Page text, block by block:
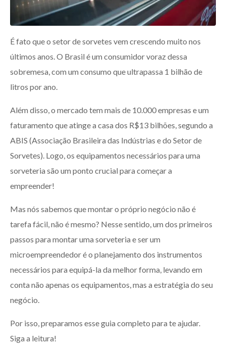
É fato que o setor de sorvetes vem crescendo muito nos
últimos anos. O Brasil é um consumidor voraz dessa
sobremesa, com um consumo que ultrapassa 1 bilhão de
litros por ano.
Além disso, o mercado tem mais de 10.000 empresas e um
faturamento que atinge a casa dos R$13 bilhões, segundo a
ABIS (Associação Brasileira das Indústrias e do Setor de
Sorvetes). Logo, os equipamentos necessários para uma
sorveteria são um ponto crucial para começar a
empreender!
Mas nós sabemos que montar o próprio negócio não é
tarefa fácil, não é mesmo? Nesse sentido, um dos primeiros
passos para montar uma sorveteria e ser um
microempreendedor é o planejamento dos instrumentos
necessários para equipá-la da melhor forma, levando em
conta não apenas os equipamentos, mas a estratégia do seu
negócio.
Por isso, preparamos esse guia completo para te ajudar.
Siga a leitura!